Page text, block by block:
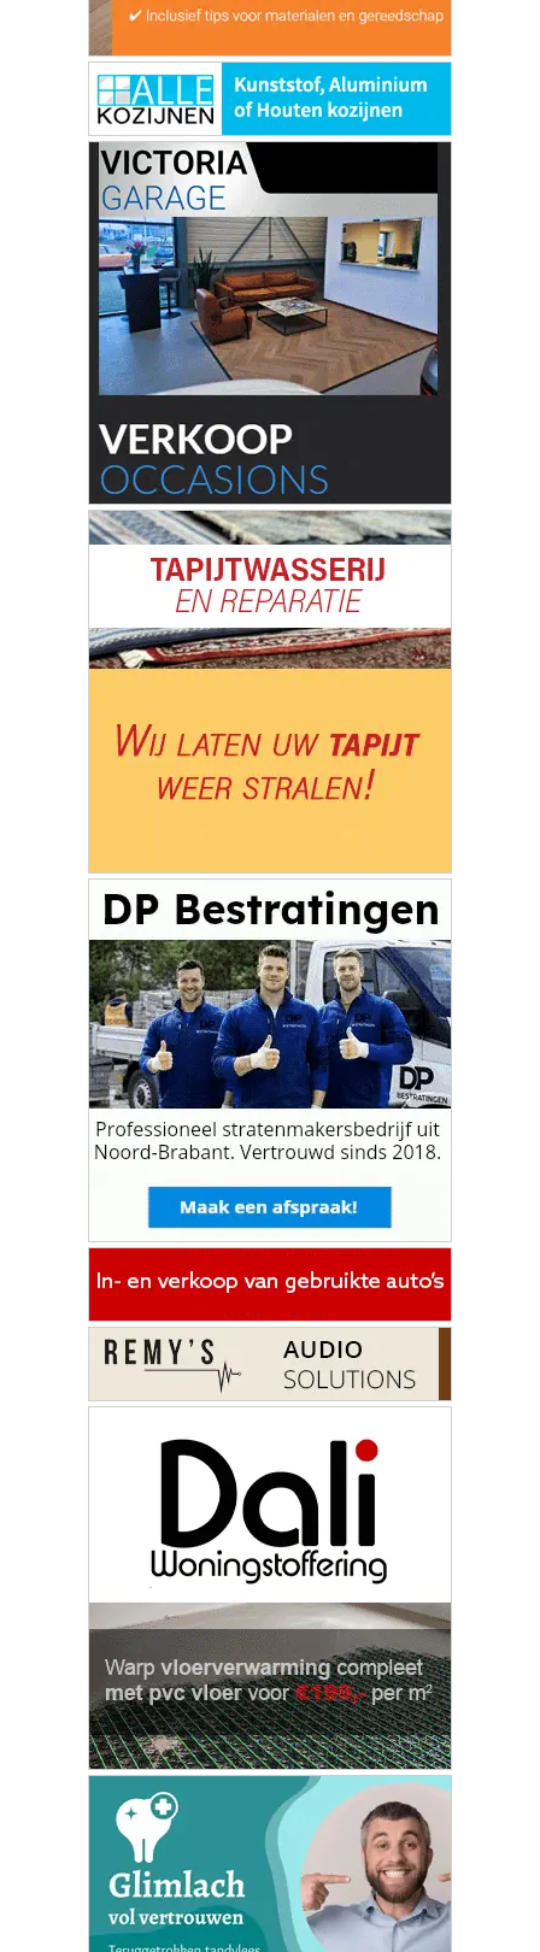
MEEST GELEZEN
Explosief vernielt gevel van restaurant in
Breda
Uniek kijkje in de rechtbank in Breda:
Open dag op 3 oktober 2026
Boer zoekt Buur bij Zorgboerderij De
Zwaluw
Flitsmarathon van start: extra
snelheidscontroles in Nederland en
populaire vakantielanden
Slingerweg in Breda
Betaalbare trouwringen kopen: zo
bespaar je zonder in te leveren op
kwaliteit
Hotels in Breda
ONZEPARTNERS